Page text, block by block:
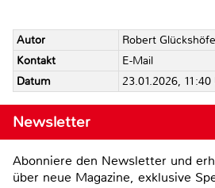
Autor
Robert
Kontakt
E-Mail
Datum
23.01.2026, 11:40
Newsletter
Abonniere den Newsletter und
über neue Magazine, exklusive